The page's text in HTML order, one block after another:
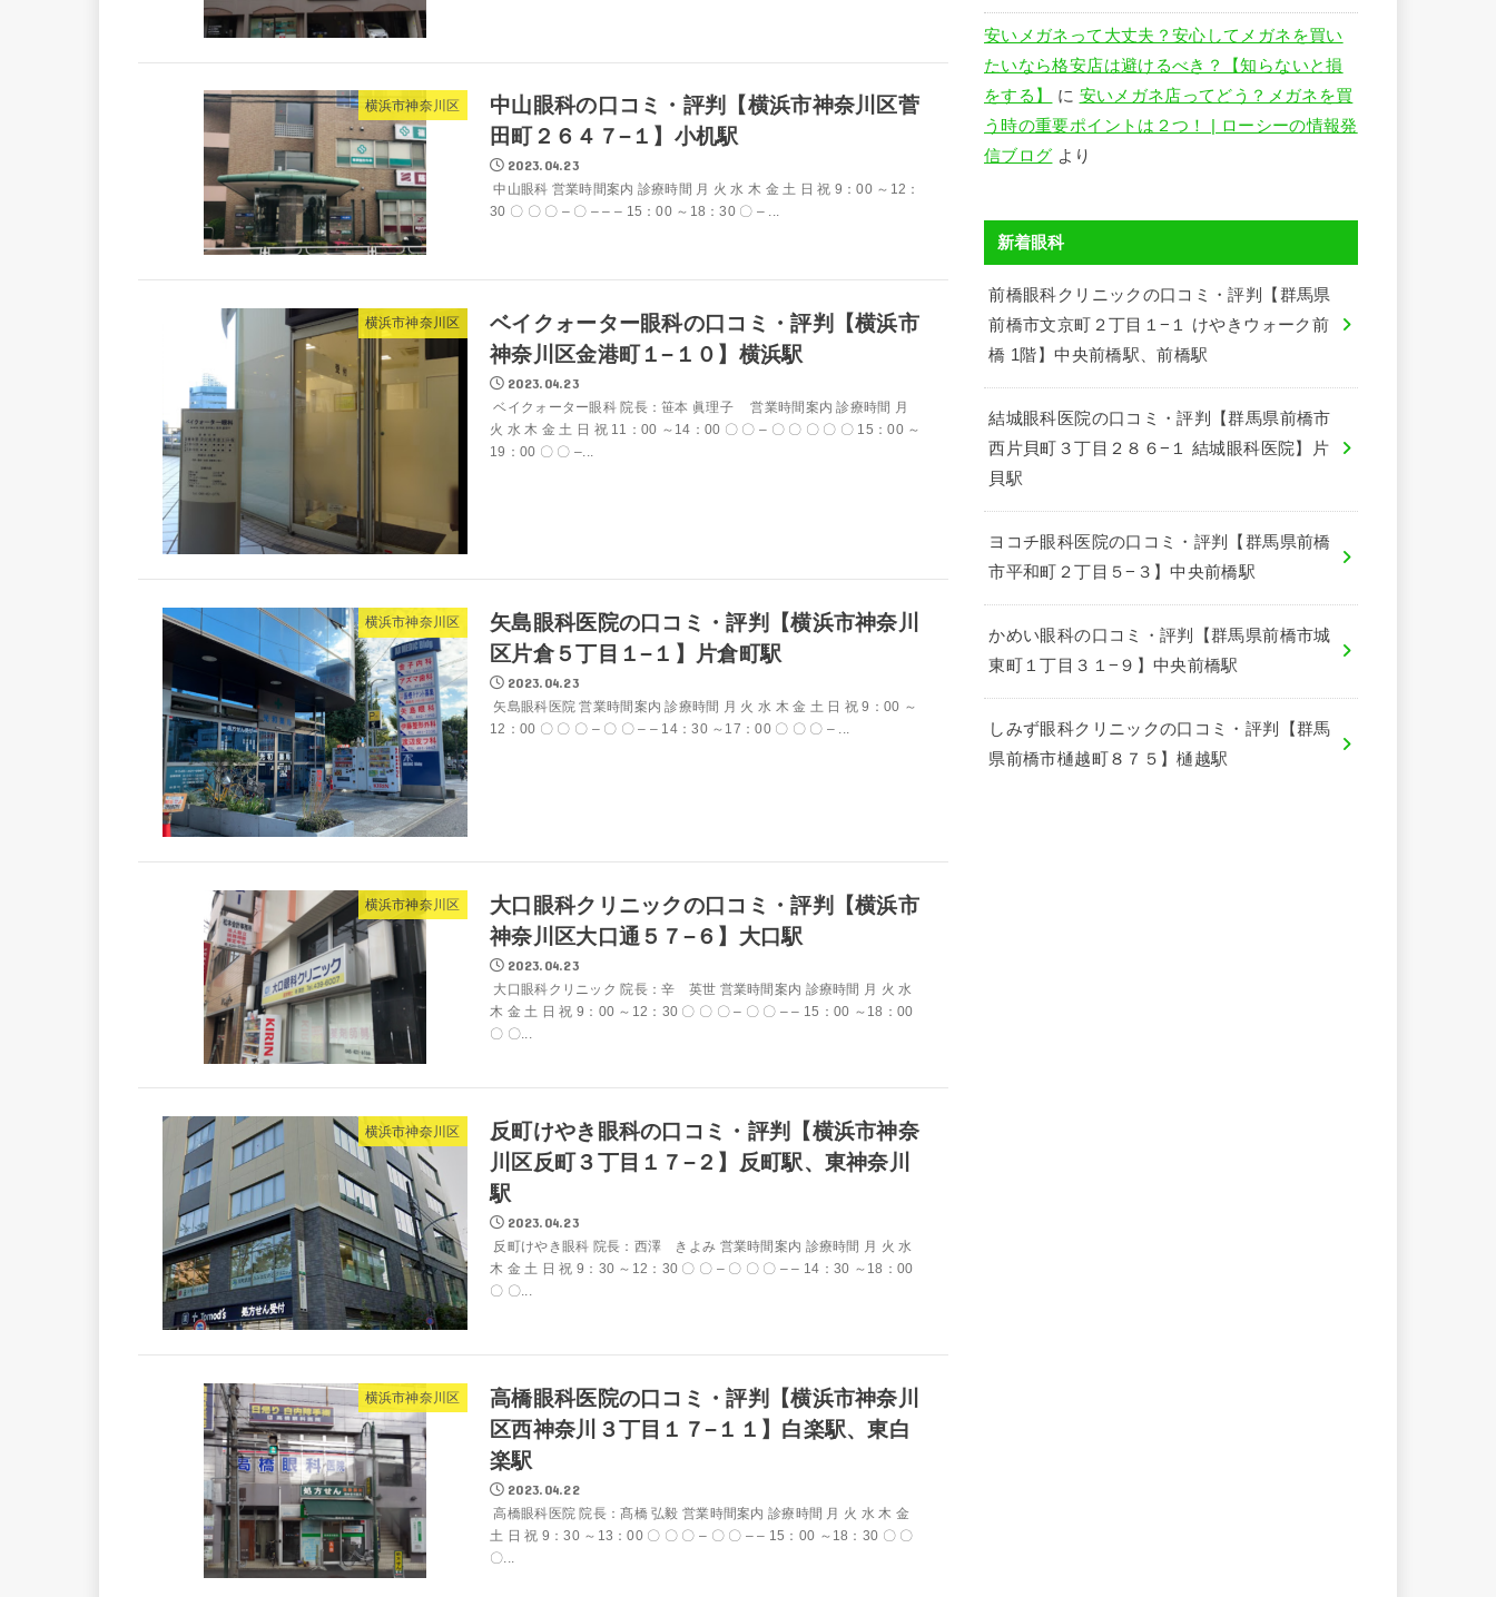
横浜市神奈川区
中山眼科の口コミ・評判【横浜市神奈川区菅
田町２６４７−１】小机駅
2023.04.23
中山眼科 営業時間案内 診療時間 月 火 水 木 金 土 日 祝 9：00 ～12：
30 〇 〇 〇 – 〇 – – – 15：00 ～18：30 〇 – ...
横浜市神奈川区
ベイクォーター眼科の口コミ・評判【横浜市
神奈川区金港町１−１０】横浜駅
2023.04.23
ベイクォーター眼科 院長：笹本 眞理子 営業時間案内 診療時間 月
火 水 木 金 土 日 祝 11：00 ～14：00 〇 〇 – 〇 〇 〇 〇 〇 15：00 ～
19：00 〇 〇 –...
横浜市神奈川区
矢島眼科医院の口コミ・評判【横浜市神奈川
区片倉５丁目１−１】片倉町駅
2023.04.23
矢島眼科医院 営業時間案内 診療時間 月 火 水 木 金 土 日 祝 9：00 ～
12：00 〇 〇 〇 – 〇 〇 – – 14：30 ～17：00 〇 〇 〇 – ...
横浜市神奈川区
大口眼科クリニックの口コミ・評判【横浜市
神奈川区大口通５７−６】大口駅
2023.04.23
大口眼科クリニック 院長：辛 英世 営業時間案内 診療時間 月 火 水
木 金 土 日 祝 9：00 ～12：30 〇 〇 〇 – 〇 〇 – – 15：00 ～18：00
〇 〇...
横浜市神奈川区
反町けやき眼科の口コミ・評判【横浜市神奈
川区反町３丁目１７−２】反町駅、東神奈川
駅
2023.04.23
反町けやき眼科 院長：西澤 きよみ 営業時間案内 診療時間 月 火 水
木 金 土 日 祝 9：30 ～12：30 〇 〇 – 〇 〇 〇 – – 14：30 ～18：00
〇 〇...
横浜市神奈川区
高橋眼科医院の口コミ・評判【横浜市神奈川
区西神奈川３丁目１７−１１】白楽駅、東白
楽駅
2023.04.22
高橋眼科医院 院長：髙橋 弘毅 営業時間案内 診療時間 月 火 水 木 金
土 日 祝 9：30 ～13：00 〇 〇 〇 – 〇 〇 – – 15：00 ～18：30 〇 〇
〇...
安いメガネって大丈夫？安心してメガネを買い
たいなら格安店は避けるべき？【知らないと損
をする】
に 安いメガネ店ってどう？メガネを買
う時の重要ポイントは２つ！ | ローシーの情報発
信ブログ より
新着眼科
前橋眼科クリニックの口コミ・評判【群馬県
前橋市文京町２丁目１−１ けやきウォーク前
橋 1階】中央前橋駅、前橋駅
結城眼科医院の口コミ・評判【群馬県前橋市
西片貝町３丁目２８６−１ 結城眼科医院】片
貝駅
ヨコチ眼科医院の口コミ・評判【群馬県前橋
市平和町２丁目５−３】中央前橋駅
かめい眼科の口コミ・評判【群馬県前橋市城
東町１丁目３１−９】中央前橋駅
しみず眼科クリニックの口コミ・評判【群馬
県前橋市樋越町８７５】樋越駅